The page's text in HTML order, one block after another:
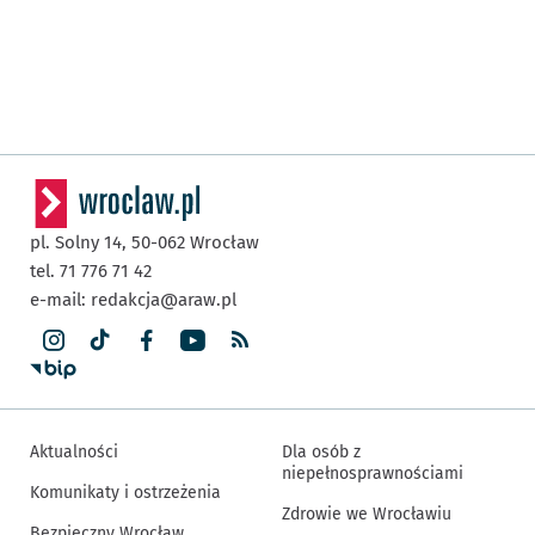
pl. Solny 14, 50-062 Wrocław
tel. 71 776 71 42
e-mail: redakcja@araw.pl
Aktualności
Komunikaty i ostrzeżenia
Dla osób z
niepełnosprawnościami
Zdrowie we Wrocławiu